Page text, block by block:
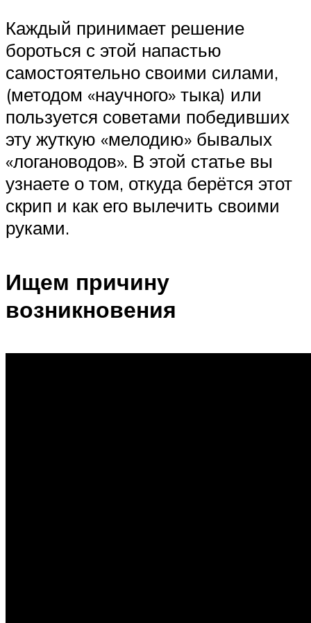
Каждый принимает решение
бороться с этой напастью
самостоятельно своими силами,
(методом «научного» тыка) или
пользуется советами победивших
эту жуткую «мелодию» бывалых
«логановодов». В этой статье вы
узнаете о том, откуда берётся этот
скрип и как его вылечить своими
руками.
Ищем причину
возникновения